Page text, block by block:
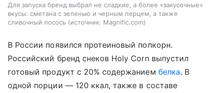
Для запуска бренд выбрал не сладкие, а более «закусочные»
вкусы: сметана с зеленью и черным перцем, а также
сливочный лосось
источник: Magnific.com
В России появился протеиновый попкорн.
Российский бренд снеков Holy Corn выпустил
готовый продукт с 20% содержанием белка. В
одной порции — 120 ккал, также в составе